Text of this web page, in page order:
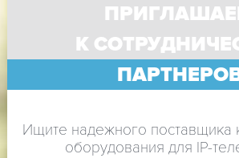
К
Ищите надежного поставщика
оборудования для IP-